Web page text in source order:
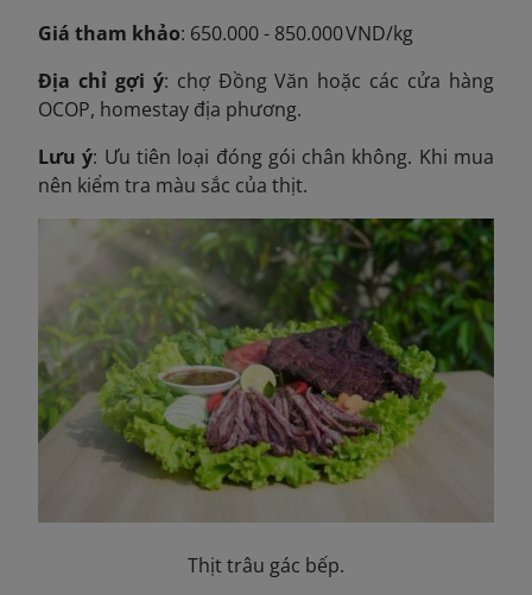
Giá tham khảo: 650.000 - 850.000 VND/kg
Địa chỉ gợi ý: chợ Đồng Văn hoặc các cửa hàng
OCOP, homestay địa phương.
Lưu ý: Ưu tiên loại đóng gói chân không. Khi mua
nên kiểm tra màu sắc của thịt.
Thịt trâu gác bếp.